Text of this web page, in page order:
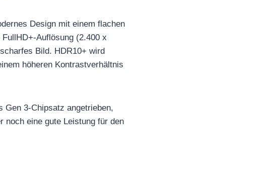
Design mit einem flachen
Auflösung (2.400 x
Bild. HDR10+ wird
höheren Kontrastverhältnis
Gen 3-Chipsatz angetrieben,
noch eine gute Leistung für den